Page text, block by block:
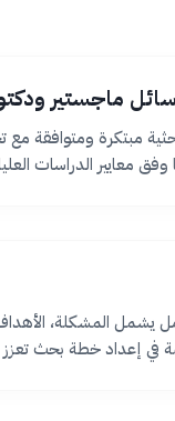
ماجستير
مبتكرة ومتوافقة
معايير الدراسات
يشمل المشكلة،
إعداد خطة بحث تعزز